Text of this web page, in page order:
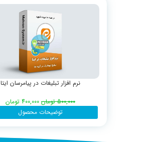
نرم افزار تبلیغات در پیامرسان ایتا
500,000 تومان 400,000 تومان
توضیحات محصول